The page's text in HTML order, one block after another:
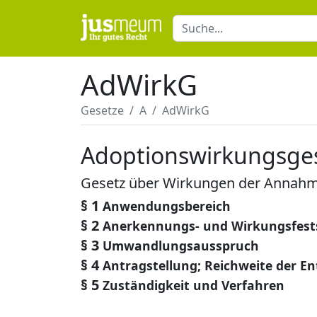
AdWirkG
Gesetze A AdWirkG
Gesetz über Wirkungen der
§ 1 Anwendungsbereich
§ 2 Anerkennungs- und
§ 3 Umwandlungsausspruch
§ 4 Antragstellung; Reichweite der
§ 5 Zuständigkeit und Verfahren